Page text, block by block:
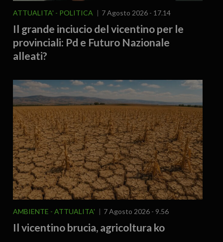
ATTUALITA' POLITICA 7 Agosto 2026 - 17.14
Il grande inciucio del vicentino per le
provinciali: Pd e Futuro Nazionale
alleati?
AMBIENTE ATTUALITA' 7 Agosto 2026 - 9.56
Il vicentino brucia, agricoltura ko